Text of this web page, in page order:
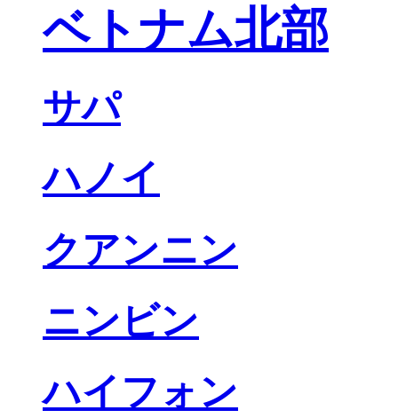
ベトナム北部
サパ
ハノイ
クアンニン
ニンビン
ハイフォン